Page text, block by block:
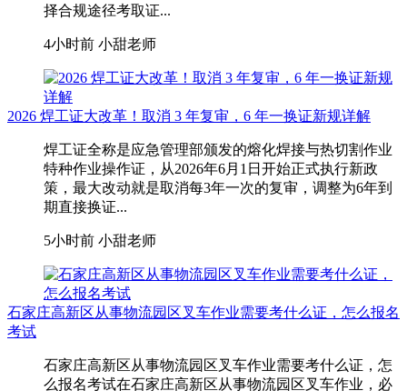
择合规途径考取证...
4小时前 小甜老师
2026 焊工证大改革！取消 3 年复审，6 年一换证新规详解
焊工证全称是应急管理部颁发的熔化焊接与热切割作业
特种作业操作证，从2026年6月1日开始正式执行新政
策，最大改动就是取消每3年一次的复审，调整为6年到
期直接换证...
5小时前 小甜老师
石家庄高新区从事物流园区叉车作业需要考什么证，怎么报名
考试
石家庄高新区从事物流园区叉车作业需要考什么证，怎
么报名考试在石家庄高新区从事物流园区叉车作业，‌必